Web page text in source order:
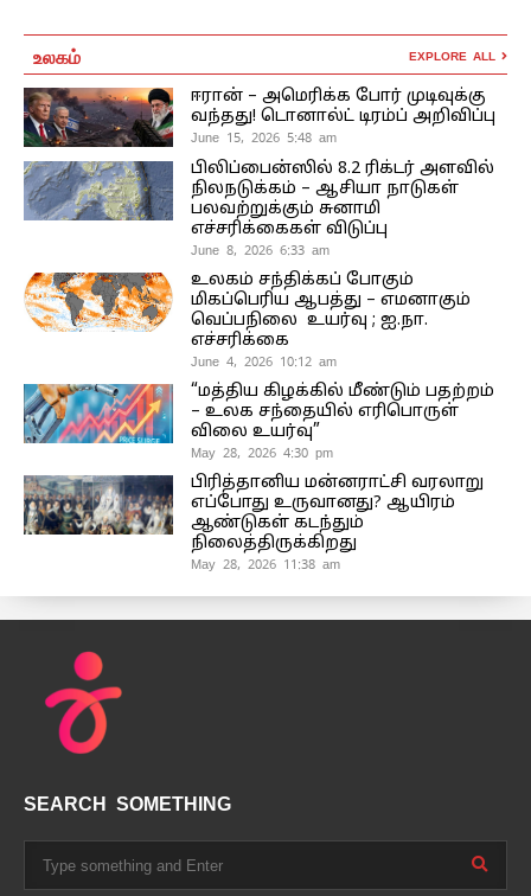
உலகம் EXPLORE ALL
ஈரான் – அமெரிக்க போர் முடிவுக்கு
வந்தது! டொனால்ட் டிரம்ப் அறிவிப்பு
June 15, 2026 5:48 am
பிலிப்பைன்ஸில் 8.2 ரிக்டர் அளவில்
நிலநடுக்கம் – ஆசியா நாடுகள்
பலவற்றுக்கும் சுனாமி
எச்சரிக்கைகள் விடுப்பு
June 8, 2026 6:33 am
உலகம் சந்திக்கப் போகும்
மிகப்பெரிய ஆபத்து – எமனாகும்
வெப்பநிலை உயர்வு ; ஐ.நா.
எச்சரிக்கை
June 4, 2026 10:12 am
“மத்திய கிழக்கில் மீண்டும் பதற்றம்
– உலக சந்தையில் எரிபொருள்
விலை உயர்வு”
May 28, 2026 4:30 pm
பிரித்தானிய மன்னராட்சி வரலாறு
எப்போது உருவானது? ஆயிரம்
ஆண்டுகள் கடந்தும்
நிலைத்திருக்கிறது
May 28, 2026 11:38 am
SEARCH SOMETHING